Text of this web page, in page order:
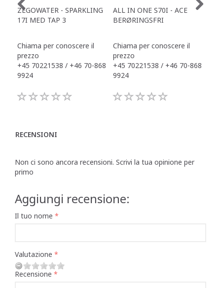
ZEGOWATER - SPARKLING
17I MED TAP 3
Chiama per conoscere il
prezzo
+45 70221538 / +46 70-868
9924
ALL IN ONE S70I - ACE
BERØRINGSFRI
Chiama per conoscere il
prezzo
+45 70221538 / +46 70-868
9924
RECENSIONI
Non ci sono ancora recensioni. Scrivi la tua opinione per
primo
Aggiungi recensione:
Il tuo nome
Valutazione
Recensione